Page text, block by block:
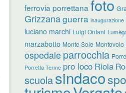
ferrovia porrettana foto
Grizzanaguerra inaugurazione
luciano marchi Luigi Ontani
marzabotto Monte Sole Montovolo
ospedale parrocchia
Porretta Terme pro loco Riola
scuolasindaco